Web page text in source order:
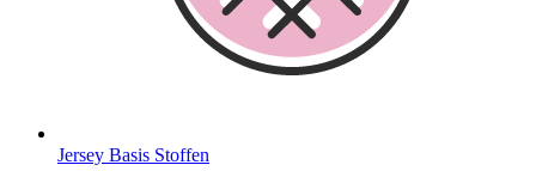
Jersey Basis Stoffen